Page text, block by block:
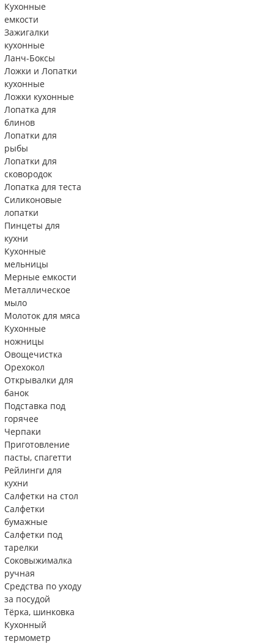
Кухонные
емкости
Зажигалки
кухонные
Ланч-Боксы
Ложки и Лопатки
кухонные
Ложки кухонные
Лопатка для
блинов
Лопатки для
рыбы
Лопатки для
сковородок
Лопатка для теста
Силиконовые
лопатки
Пинцеты для
кухни
Кухонные
мельницы
Мерные емкости
Металлическое
мыло
Молоток для мяса
Кухонные
ножницы
Овощечистка
Орехокол
Открывалки для
банок
Подставка под
горячее
Черпаки
Приготовление
пасты, спагетти
Рейлинги для
кухни
Салфетки на стол
Салфетки
бумажные
Салфетки под
тарелки
Соковыжималка
ручная
Средства по уходу
за посудой
Тëрка, шинковка
Кухонный
термометр